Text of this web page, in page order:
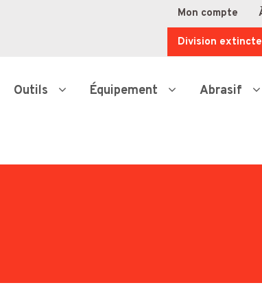
Mon compte
Division
Outils Équipement Abrasif